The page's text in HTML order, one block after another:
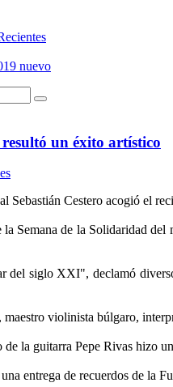
nuevo
un éxito artístico
Cestero acogió el
Semana de la Solidaridad del
siglo XXI", declamó
violinista búlgaro,
la guitarra Pepe Rivas hizo
entrega de recuerdos de la